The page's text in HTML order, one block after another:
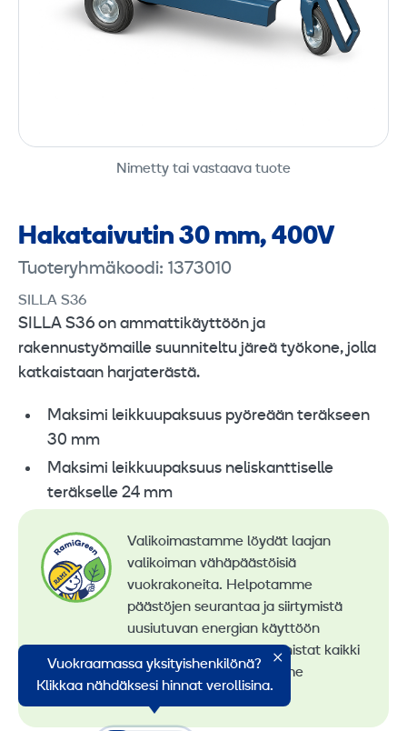
Nimetty tai vastaava tuote
Hakataivutin 30 mm, 400V
Tuoteryhmäkoodi: 1373010
SILLA S36
SILLA S36 on ammattikäyttöön ja
rakennustyömaille suunniteltu järeä työkone, jolla
katkaistaan harjaterästä.
Maksimi leikkuupaksuus pyöreään teräkseen
30 mm
Maksimi leikkuupaksuus neliskanttiselle
teräkselle 24 mm
Valikoimastamme löydät laajan
valikoiman vähäpäästöisiä
vuokrakoneita. Helpotamme
päästöjen seurantaa ja siirtymistä
uusiutuvan energian käyttöön
konevuokrauksessa. Tunnistat kaikki
vähäpäästöiset koneemme
RamiGreen-merkistä.
Vuokraamassa yksityishenkilönä?
Klikkaa nähdäksesi hinnat verollisina.